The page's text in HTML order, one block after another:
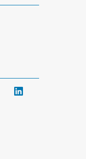
Instagram